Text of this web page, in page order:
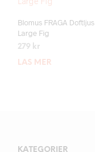
Blomus FRAGA Doftljus
Large Fig
279 kr
LÄS MER
KATEGORIER